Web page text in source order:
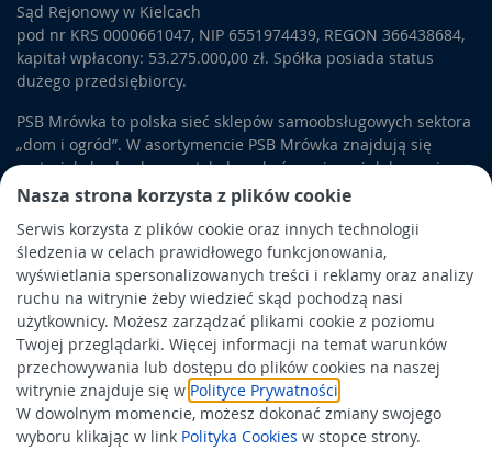
Nasza strona korzysta z plików cookie
Serwis korzysta z plików cookie oraz innych technologii
śledzenia w celach prawidłowego funkcjonowania,
wyświetlania spersonalizowanych treści i reklamy oraz analizy
ruchu na witrynie żeby wiedzieć skąd pochodzą nasi
użytkownicy. Możesz zarządzać plikami cookie z poziomu
Twojej przeglądarki. Więcej informacji na temat warunków
przechowywania lub dostępu do plików cookies na naszej
witrynie znajduje się w Polityce Prywatności
W dowolnym momencie, możesz dokonać zmiany swojego
wyboru klikając w link Polityka Cookies w stopce strony.
Sąd Rejonowy w Kielcach
pod nr KRS 0000661047, NIP 6551974439, REGON 366438684,
kapitał wpłacony: 53.275.000,00 zł. Spółka posiada status
dużego przedsiębiorcy.
PSB Mrówka to polska sieć sklepów samoobsługowych sektora
„dom i ogród”. W asortymencie PSB Mrówka znajdują się
materiały budowlane, artykuły wykończeniowe i dekoracyjne,
wyposażenie łazienek i kuchni, elektronarzędzia, a także
artykuły związane z ogrodem i otoczeniem domu.
Obowiązek informacyjny
Polityka prywatności
Polityka Cookies
Odbiór zużytego sprzętu
Wspierają nas: